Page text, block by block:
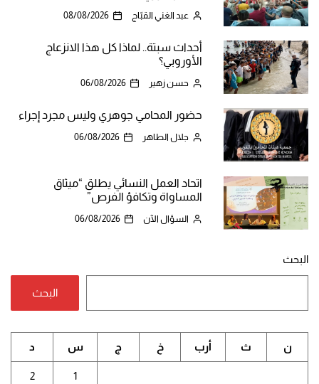
عبد الغني القبّاج 08/08/2026
أحداث سبتة.. لماذا كل هذا الانزعاج
الأوروبي؟
حسن زهير 06/08/2026
حضور المحامي جوهري وليس مجرد إجراء
جلال الطاهر 06/08/2026
اتحاد العمل النسائي يطلق “ميثاق
المساواة وتكافؤ الفرص”
السؤال الآن 06/08/2026
البحث
البحث
ن ث أرب خ ج س د
1
2